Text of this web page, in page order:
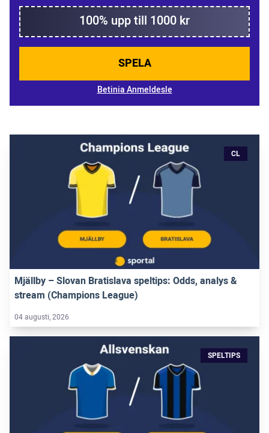
100% upp till 1000 kr
SPELA
Betinia Anmeldesle
CL
Mjällby – Slovan Bratislava speltips: Odds, analys &
stream (Champions League)
04 augusti, 2026
SPELTIPS